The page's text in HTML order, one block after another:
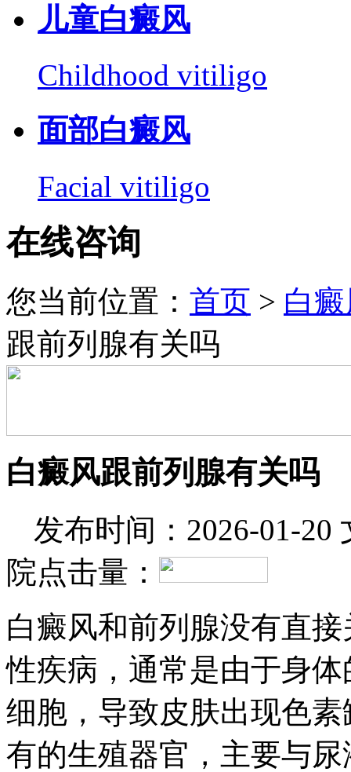
儿童白癜风
Childhood vitiligo
面部白癜风
Facial vitiligo
在线咨询
您当前位置： 首页 > 白
跟前列腺有关吗
白癜风跟前列腺有关吗
发布时间：2026-01-20
院点击量：
白癜风和前列腺没有直
性疾病，通常是由于身
细胞，导致皮肤出现色
有的生殖器官，主要与